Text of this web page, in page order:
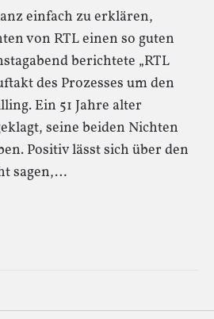
einfach zu erklären,
von RTL einen so guten
berichtete „RTL
des Prozesses um den
Ein 51 Jahre alter
seine beiden Nichten
Positiv lässt sich über den
sagen,…